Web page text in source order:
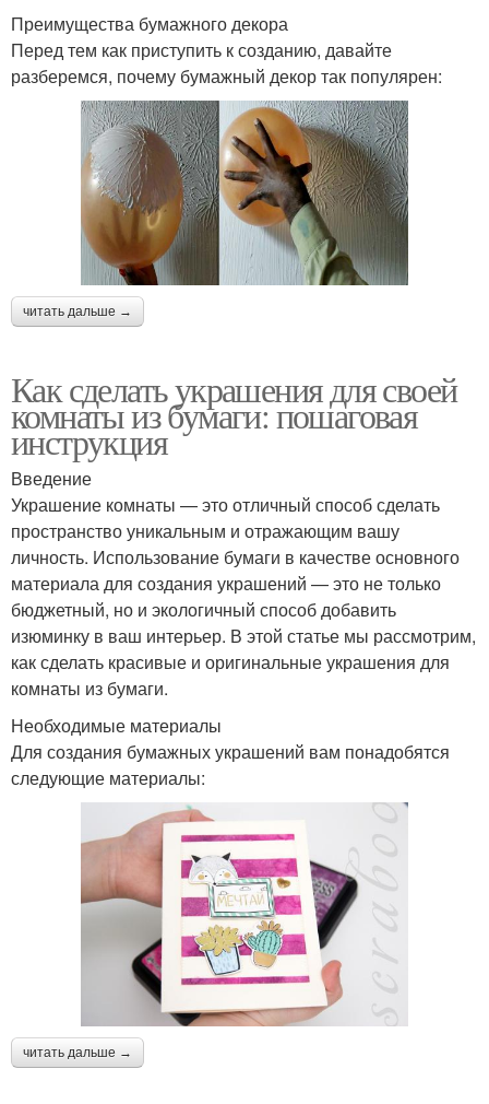
Преимущества бумажного декора
Перед тем как приступить к созданию, давайте
разберемся, почему бумажный декор так популярен:
читать дальше →
Как сделать украшения для своей
комнаты из бумаги: пошаговая
инструкция
Введение
Украшение комнаты — это отличный способ сделать
пространство уникальным и отражающим вашу
личность. Использование бумаги в качестве основного
материала для создания украшений — это не только
бюджетный, но и экологичный способ добавить
изюминку в ваш интерьер. В этой статье мы рассмотрим,
как сделать красивые и оригинальные украшения для
комнаты из бумаги.
Необходимые материалы
Для создания бумажных украшений вам понадобятся
следующие материалы:
читать дальше →